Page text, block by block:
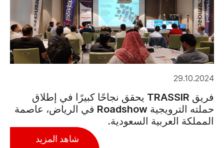
29.10.2024
فريق TRASSIR يحقق نجاحًا كبيرًا في إطلاق
حملته الترويجية Roadshow في الرياض، عاصمة
المملكة العربية السعودية.
شاهد المزيد